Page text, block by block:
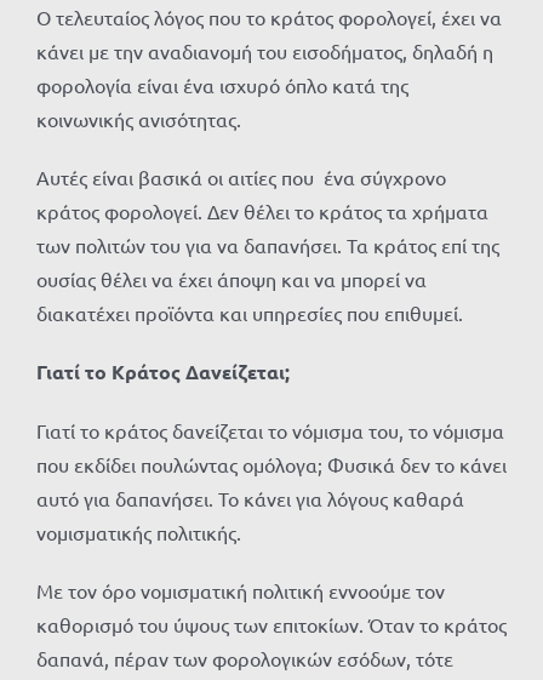
Ο τελευταίος λόγος που το κράτος φορολογεί, έχει να
κάνει με την αναδιανομή του εισοδήματος, δηλαδή η
φορολογία είναι ένα ισχυρό όπλο κατά της
κοινωνικής ανισότητας.
Αυτές είναι βασικά οι αιτίες που ένα σύγχρονο
κράτος φορολογεί. Δεν θέλει το κράτος τα χρήματα
των πολιτών του για να δαπανήσει. Τα κράτος επί της
ουσίας θέλει να έχει άποψη και να μπορεί να
διακατέχει προϊόντα και υπηρεσίες που επιθυμεί.
Γιατί το Κράτος Δανείζεται;
Γιατί το κράτος δανείζεται το νόμισμα του, το νόμισμα
που εκδίδει πουλώντας ομόλογα; Φυσικά δεν το κάνει
αυτό για δαπανήσει. Το κάνει για λόγους καθαρά
νομισματικής πολιτικής.
Με τον όρο νομισματική πολιτική εννοούμε τον
καθορισμό του ύψους των επιτοκίων. Όταν το κράτος
δαπανά, πέραν των φορολογικών εσόδων, τότε